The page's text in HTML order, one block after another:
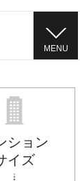
MENU
ション
イズ